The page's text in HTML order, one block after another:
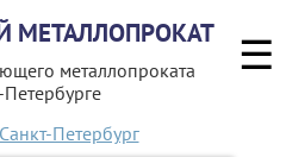
металлопроката
Петербурге
Санкт-Петербург
☰